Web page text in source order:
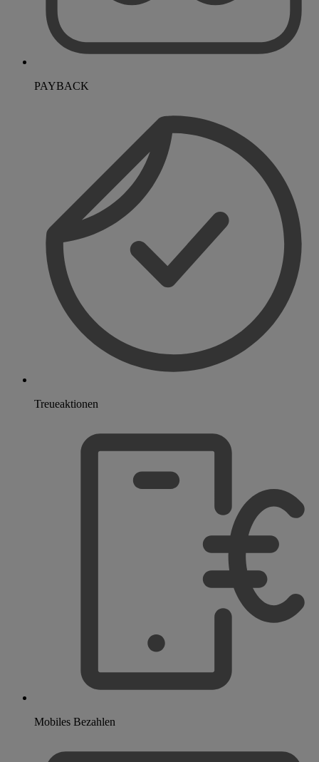
PAYBACK
Treueaktionen
Mobiles Bezahlen